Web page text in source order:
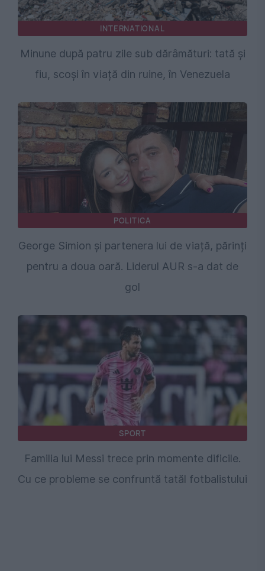
INTERNATIONAL
Minune după patru zile sub dărâmături: tată și
fiu, scoși în viață din ruine, în Venezuela
POLITICA
George Simion și partenera lui de viață, părinți
pentru a doua oară. Liderul AUR s-a dat de
gol
SPORT
Familia lui Messi trece prin momente dificile.
Cu ce probleme se confruntă tatăl fotbalistului